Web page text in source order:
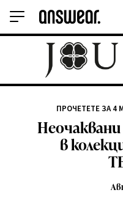
ПРОЧЕТЕТЕ ЗА4
в